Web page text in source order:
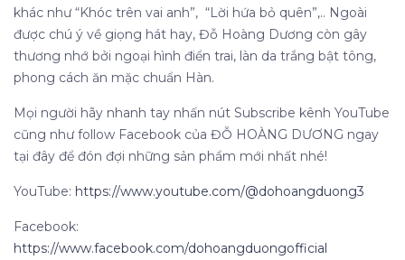
khác như “Khóc trên vai anh”, “Lời hứa bỏ quên”,.. Ngoài
được chú ý về giọng hát hay, Đỗ Hoàng Dương còn gây
thương nhớ bởi ngoại hình điển trai, làn da trắng bật tông,
phong cách ăn mặc chuẩn Hàn.
Mọi người hãy nhanh tay nhấn nút Subscribe kênh YouTube
cũng như follow Facebook của ĐỖ HOÀNG DƯƠNG ngay
tại đây để đón đợi những sản phẩm mới nhất nhé!
YouTube: https://www.youtube.com/@dohoangduong3
Facebook:
https://www.facebook.com/dohoangduongofficial